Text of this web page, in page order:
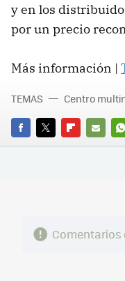
y en los
por un precio
Más información |
FACEBOOK
TWITTERFLIPBOARD
E-
TEMAS Centro
Comentarios